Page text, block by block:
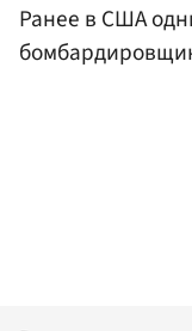
Ранее в США